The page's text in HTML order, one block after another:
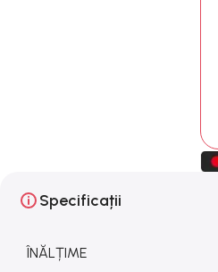
Specificații
ÎNĂLȚIME